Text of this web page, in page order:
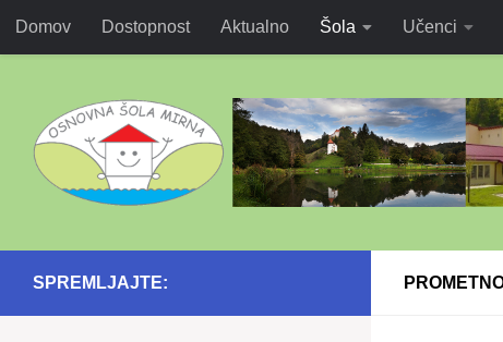
Domov Dostopnost Aktualno Šola Učenci
SPREMLJAJTE: